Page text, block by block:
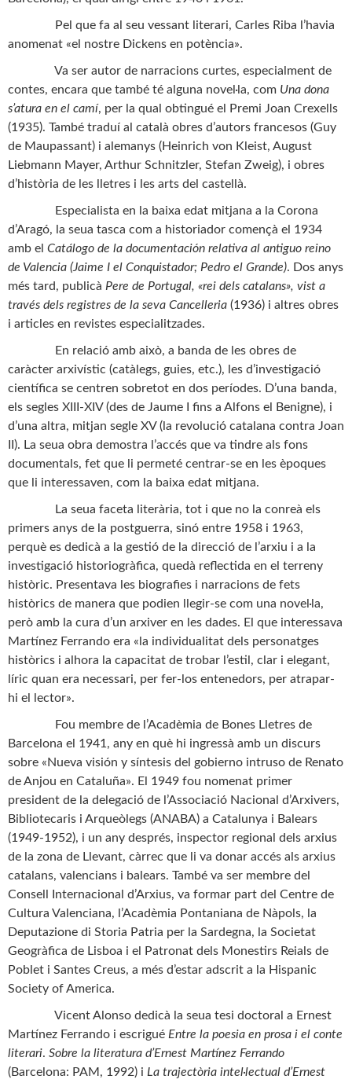
Pel que fa al seu vessant literari, Carles Riba l’havia
anomenat «el nostre Dickens en potència».
Va ser autor de narracions curtes, especialment de
contes, encara que també té alguna novel·la, com Una dona
s’atura en el camí, per la qual obtingué el Premi Joan Crexells
(1935). També traduí al català obres d’autors francesos (Guy
de Maupassant) i alemanys (Heinrich von Kleist, August
Liebmann Mayer, Arthur Schnitzler, Stefan Zweig), i obres
d’història de les lletres i les arts del castellà.
Especialista en la baixa edat mitjana a la Corona
d’Aragó, la seua tasca com a historiador començà el 1934
amb el Catálogo de la documentación relativa al antiguo reino
de Valencia (Jaime I el Conquistador; Pedro el Grande). Dos anys
més tard, publicà Pere de Portugal, «rei dels catalans», vist a
través dels registres de la seva Cancelleria (1936) i altres obres
i articles en revistes especialitzades.
En relació amb això, a banda de les obres de
caràcter arxivístic (catàlegs, guies, etc.), les d’investigació
científica se centren sobretot en dos períodes. D’una banda,
els segles XIII-XIV (des de Jaume I fins a Alfons el Benigne), i
d’una altra, mitjan segle XV (la revolució catalana contra Joan
II). La seua obra demostra l’accés que va tindre als fons
documentals, fet que li permeté centrar-se en les èpoques
que li interessaven, com la baixa edat mitjana.
La seua faceta literària, tot i que no la conreà els
primers anys de la postguerra, sinó entre 1958 i 1963,
perquè es dedicà a la gestió de la direcció de l’arxiu i a la
investigació historiogràfica, quedà reflectida en el terreny
històric. Presentava les biografies i narracions de fets
històrics de manera que podien llegir-se com una novel·la,
però amb la cura d’un arxiver en les dades. El que interessava
Martínez Ferrando era «la individualitat dels personatges
històrics i alhora la capacitat de trobar l’estil, clar i elegant,
líric quan era necessari, per fer-los entenedors, per atrapar-
hi el lector».
Fou membre de l’Acadèmia de Bones Lletres de
Barcelona el 1941, any en què hi ingressà amb un discurs
sobre «Nueva visión y síntesis del gobierno intruso de Renato
de Anjou en Cataluña». El 1949 fou nomenat primer
president de la delegació de l’Associació Nacional d’Arxivers,
Bibliotecaris i Arqueòlegs (ANABA) a Catalunya i Balears
(1949-1952), i un any després, inspector regional dels arxius
de la zona de Llevant, càrrec que li va donar accés als arxius
catalans, valencians i balears. També va ser membre del
Consell Internacional d’Arxius, va formar part del Centre de
Cultura Valenciana, l’Acadèmia Pontaniana de Nàpols, la
Deputazione di Storia Patria per la Sardegna, la Societat
Geogràfica de Lisboa i el Patronat dels Monestirs Reials de
Poblet i Santes Creus, a més d’estar adscrit a la Hispanic
Society of America.
Vicent Alonso dedicà la seua tesi doctoral a Ernest
Martínez Ferrando i escrigué Entre la poesia en prosa i el conte
literari. Sobre la literatura d’Ernest Martínez Ferrando
(Barcelona: PAM, 1992) i La trajectòria intel·lectual d’Ernest